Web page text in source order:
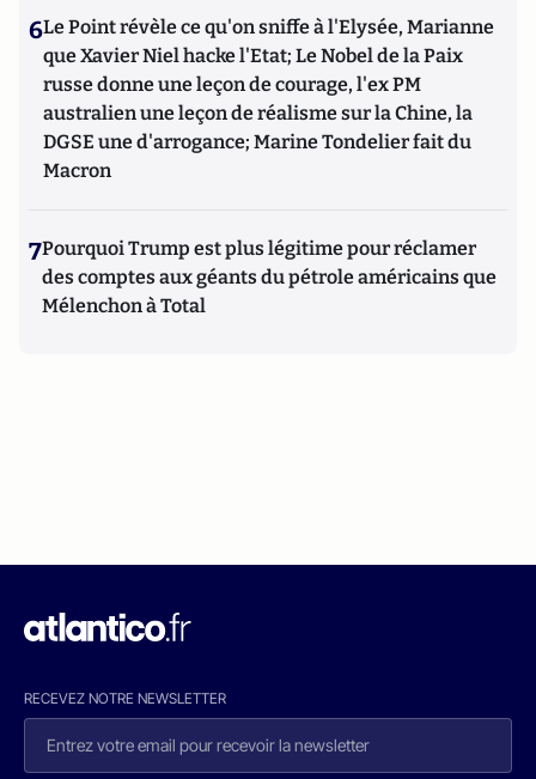
6Le Point révèle ce qu'on sniffe à l'Elysée, Marianne
que Xavier Niel hacke l'Etat; Le Nobel de la Paix
russe donne une leçon de courage, l'ex PM
australien une leçon de réalisme sur la Chine, la
DGSE une d'arrogance; Marine Tondelier fait du
Macron
7Pourquoi Trump est plus légitime pour réclamer
des comptes aux géants du pétrole américains que
Mélenchon à Total
RECEVEZ NOTRE NEWSLETTER